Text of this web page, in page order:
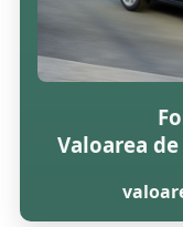
Valoarea